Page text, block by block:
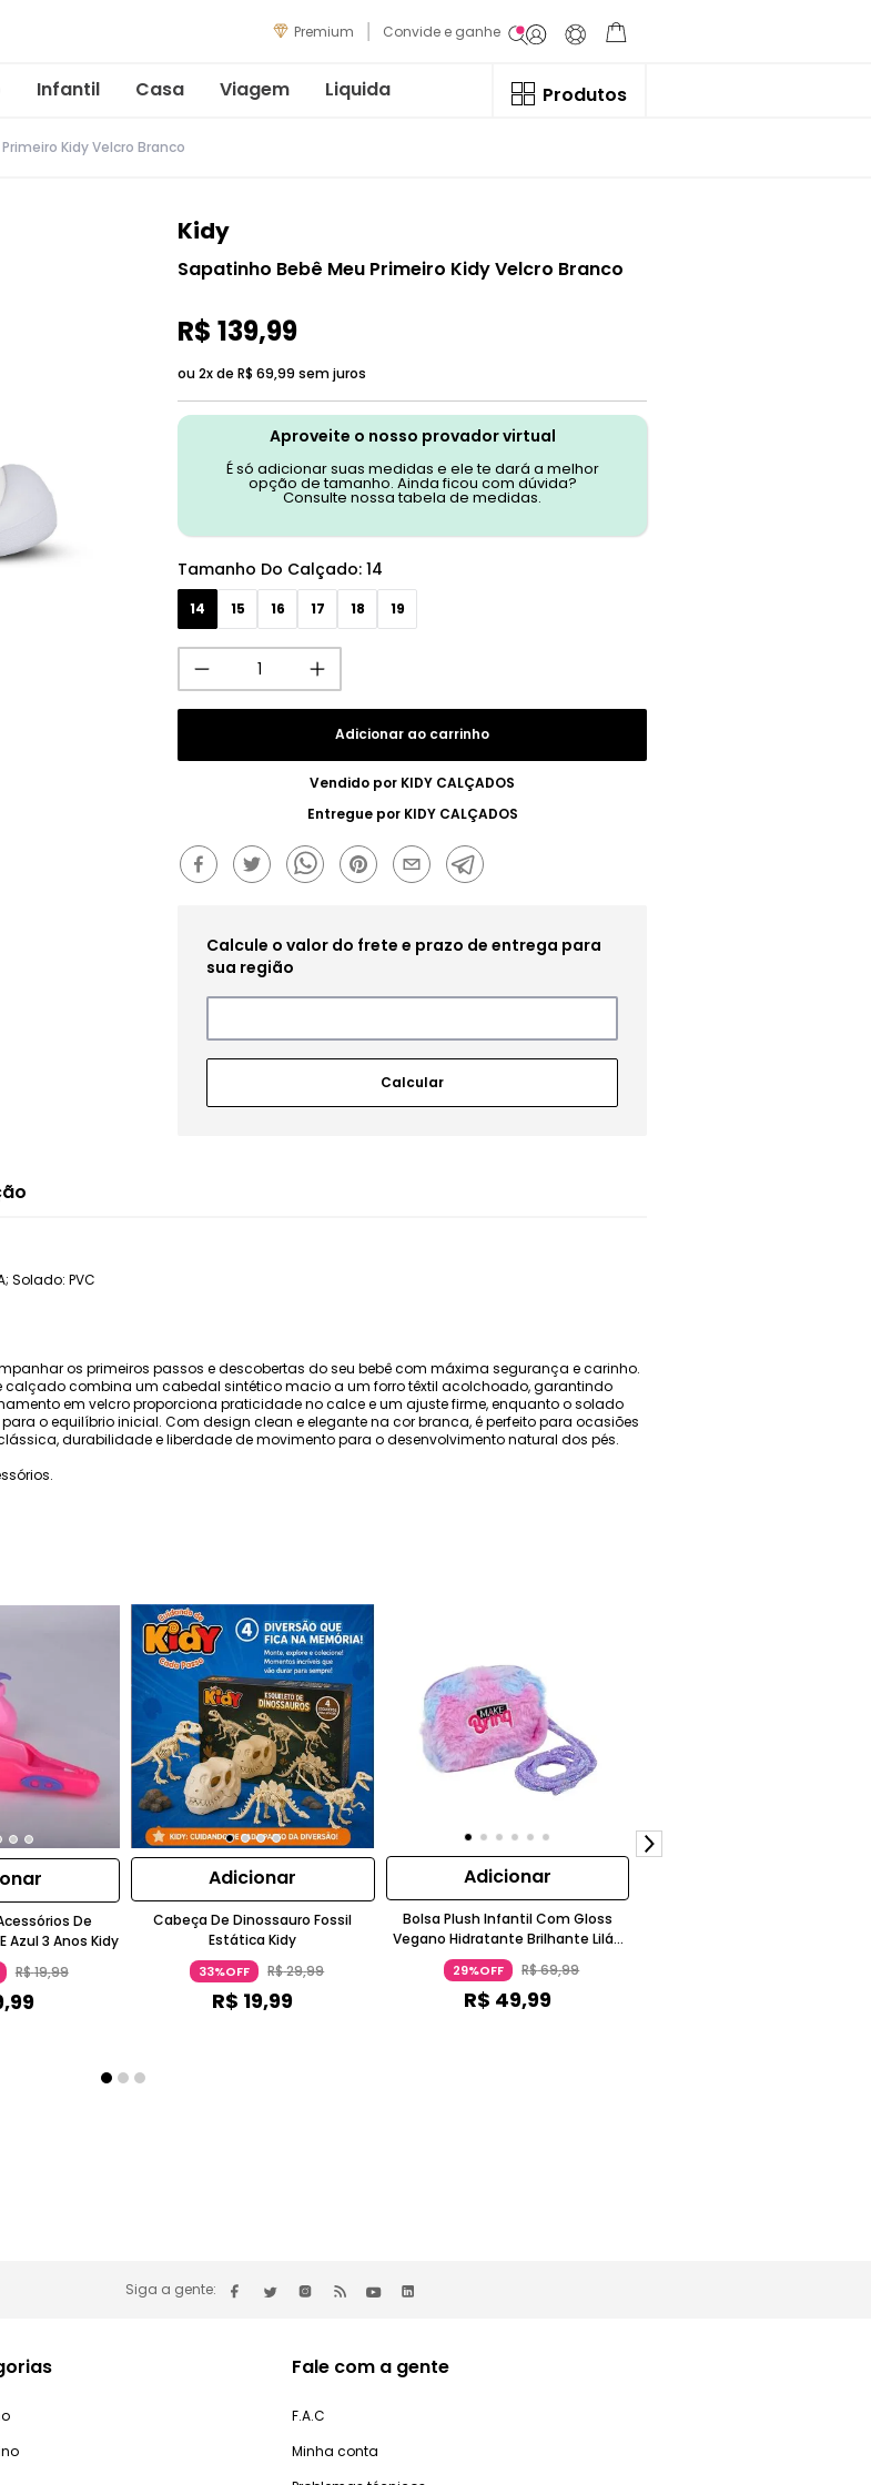
Premium Convide e ganhe
Infantil Casa Viagem Liquida Produtos
Kidy Velcro Branco
Kidy
Sapatinho Bebê Meu Primeiro Kidy Velcro Branco
R$ 139,99
ou 2x de R$ 69,99 sem juros
Aproveite o nosso provador virtual
É só adicionar suas medidas e ele te dará a melhor
opção de tamanho. Ainda ficou com dúvida?
Consulte nossa tabela de medidas.
Tamanho Do Calçado: 14
14 15 16 17 18 19
Adicionar ao carrinho
Vendido por KIDY CALÇADOS
Entregue por KIDY CALÇADOS
Solado: PVC
os primeiros passos e descobertas do seu bebê com máxima segurança e carinho.
calçado combina um cabedal sintético macio a um forro têxtil acolchoado, garantindo
em velcro proporciona praticidade no calce e um ajuste firme, enquanto o solado
o equilíbrio inicial. Com design clean e elegante na cor branca, é perfeito para ocasiões
durabilidade e liberdade de movimento para o desenvolvimento natural dos pés.
De
Azul 3 Anos Kidy
R$19,99
,99
Adicionar
Cabeça De Dinossauro Fossil
Estática Kidy
33%OFF R$29,99
R$ 19,99
Adicionar
Bolsa Plush Infantil Com Gloss
Vegano Hidratante Brilhante Lilás
Kidy
29%OFF R$69,99
R$ 49,99
Siga a gente:
Fale com a gente
F.A.C
Minha conta